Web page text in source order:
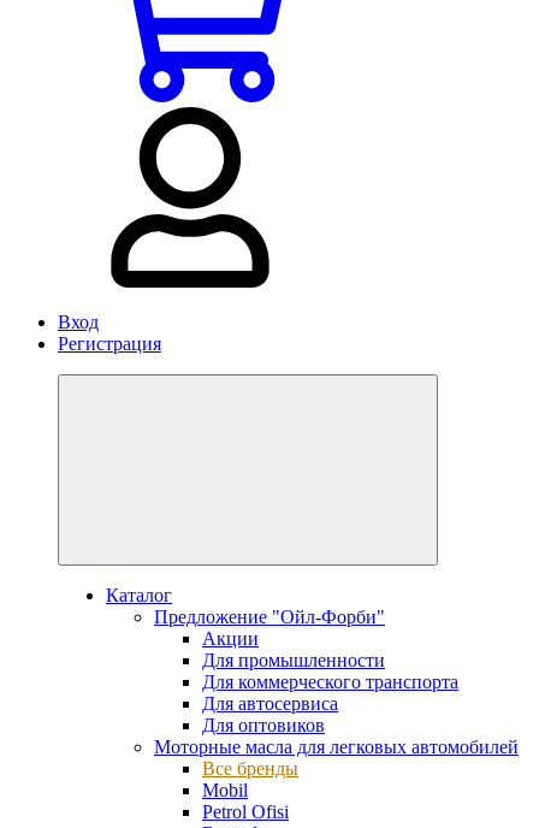
Вход
Регистрация
Каталог
Предложение "Ойл-Форби"
Акции
Для промышленности
Для коммерческого транспорта
Для автосервиса
Для оптовиков
Моторные масла для легковых автомобилей
Все бренды
Mobil
Petrol Ofisi